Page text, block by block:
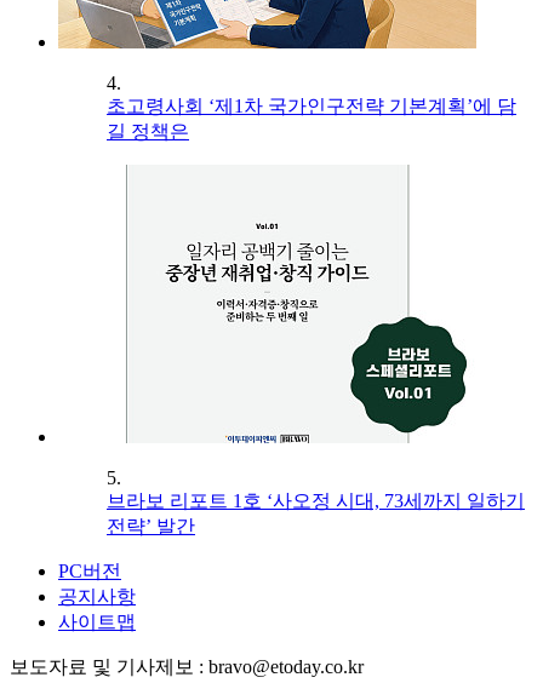
4.
초고령사회 ‘제1차 국가인구전략 기본계획’에 담
길 정책은
5.
브라보 리포트 1호 ‘사오정 시대, 73세까지 일하기
전략’ 발간
PC버전
공지사항
사이트맵
보도자료 및 기사제보 : bravo@etoday.co.kr